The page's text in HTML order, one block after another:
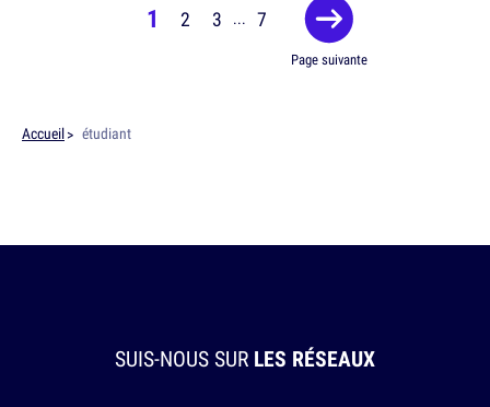
1 2 3 ... 7
Page suivante
Accueil étudiant
SUIS-NOUS SUR LES RÉSEAUX